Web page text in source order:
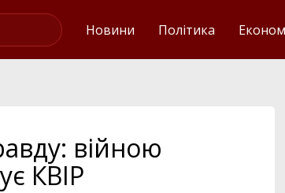
Новини Політика
війною
КВІР